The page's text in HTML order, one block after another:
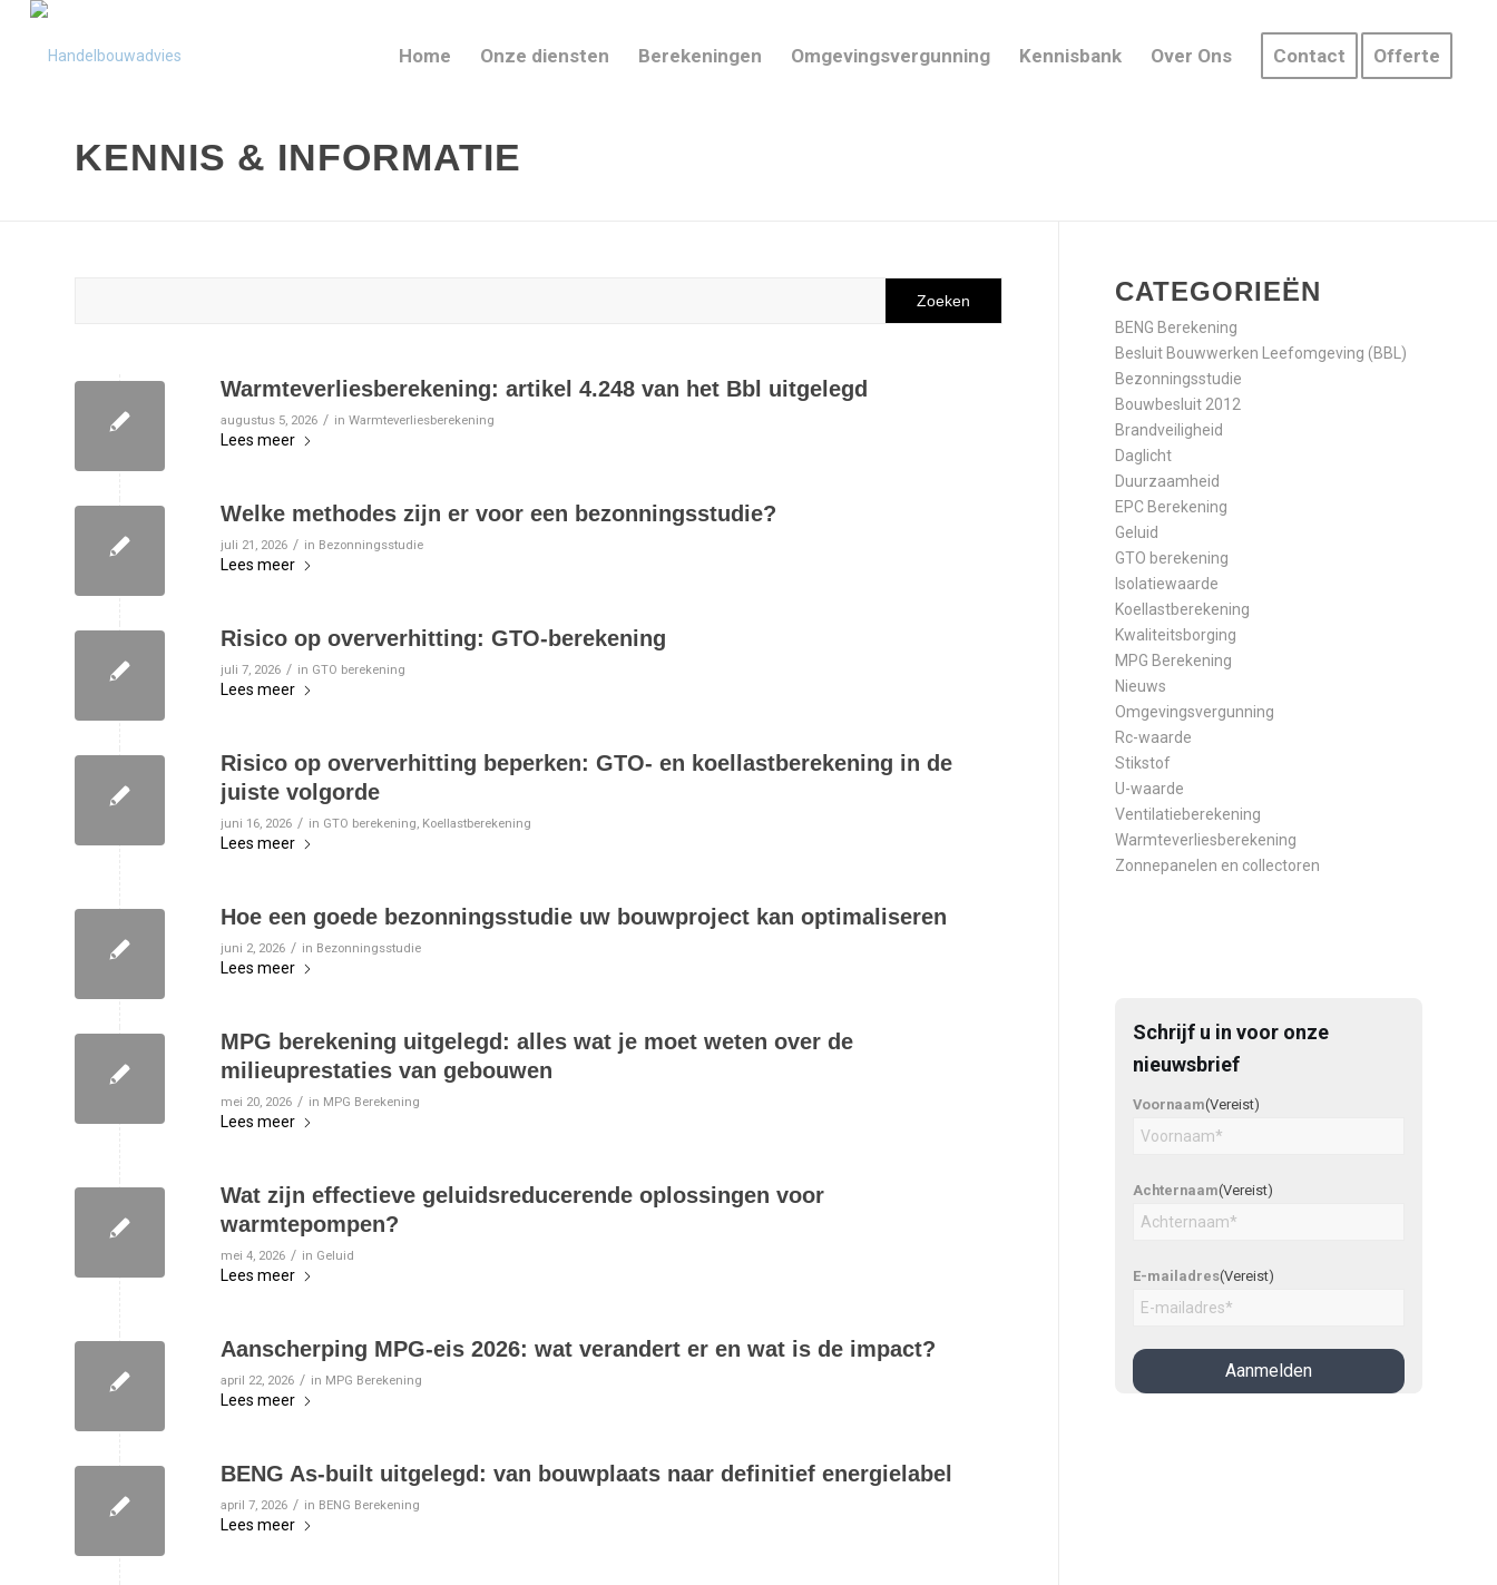
Home Onze diensten Berekeningen Omgevingsvergunning Kennisbank Over Ons Contact Offerte
KENNIS & INFORMATIE
Warmteverliesberekening: artikel 4.248 van het Bbl uitgelegd
augustus 5, 2026 / in Warmteverliesberekening
Lees meer
Welke methodes zijn er voor een bezonningsstudie?
juli 21, 2026 / in Bezonningsstudie
Lees meer
Risico op oververhitting: GTO-berekening
juli 7, 2026 / in GTO berekening
Lees meer
Risico op oververhitting beperken: GTO- en koellastberekening in de
juiste volgorde
juni 16, 2026 / in GTO berekening, Koellastberekening
Lees meer
Hoe een goede bezonningsstudie uw bouwproject kan optimaliseren
juni 2, 2026 / in Bezonningsstudie
Lees meer
MPG berekening uitgelegd: alles wat je moet weten over de
milieuprestaties van gebouwen
mei 20, 2026 / in MPG Berekening
Lees meer
Wat zijn effectieve geluidsreducerende oplossingen voor
warmtepompen?
mei 4, 2026 / in Geluid
Lees meer
Aanscherping MPG-eis 2026: wat verandert er en wat is de impact?
april 22, 2026 / in MPG Berekening
Lees meer
BENG As-built uitgelegd: van bouwplaats naar definitief energielabel
april 7, 2026 / in BENG Berekening
Lees meer
CATEGORIEËN
BENG Berekening
Besluit Bouwwerken Leefomgeving (BBL)
Bezonningsstudie
Bouwbesluit 2012
Brandveiligheid
Daglicht
Duurzaamheid
EPC Berekening
Geluid
GTO berekening
Isolatiewaarde
Koellastberekening
Kwaliteitsborging
MPG Berekening
Nieuws
Omgevingsvergunning
Rc-waarde
Stikstof
U-waarde
Ventilatieberekening
Warmteverliesberekening
Zonnepanelen en collectoren
Schrijf u in voor onze
nieuwsbrief
Voornaam(Vereist)
Achternaam(Vereist)
E-mailadres(Vereist)